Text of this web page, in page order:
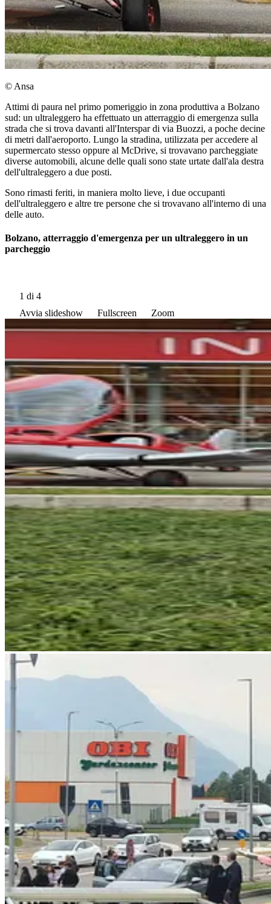
© Ansa
Attimi di paura nel primo pomeriggio in zona produttiva a Bolzano
sud: un ultraleggero ha effettuato un atterraggio di emergenza sulla
strada che si trova davanti all'Interspar di via Buozzi, a poche decine
di metri dall'aeroporto. Lungo la stradina, utilizzata per accedere al
supermercato stesso oppure al McDrive, si trovavano parcheggiate
diverse automobili, alcune delle quali sono state urtate dall'ala destra
dell'ultraleggero a due posti.
Sono rimasti feriti, in maniera molto lieve, i due occupanti
dell'ultraleggero e altre tre persone che si trovavano all'interno di una
delle auto.
Bolzano, atterraggio d'emergenza per un ultraleggero in un
parcheggio
1 di 4
Avvia slideshow
Fullscreen Zoom